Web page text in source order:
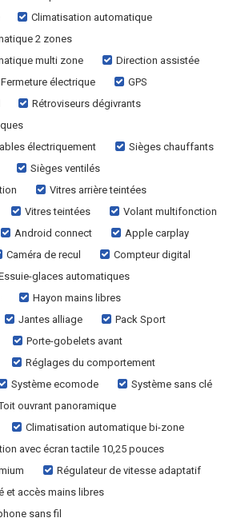
Climatisation automatique
2 zones
multi zone
Direction assistée
Fermeture électrique
GPS
Rétroviseurs dégivrants
électriquement
Sièges chauffants
Sièges ventilés
Vitres arrière teintées
Vitres teintées
Volant multifonction
Android connect
Apple carplay
Caméra de recul
Compteur digital
glaces automatiques
Hayon mains libres
Jantes alliage
Pack Sport
Porte-gobelets avant
Réglages du comportement
Système ecomode
Système sans clé
ouvrant panoramique
Climatisation automatique bi-zone
avec écran tactile 10,25 pouces
Régulateur de vitesse adaptatif
et accès mains libres
sans fil